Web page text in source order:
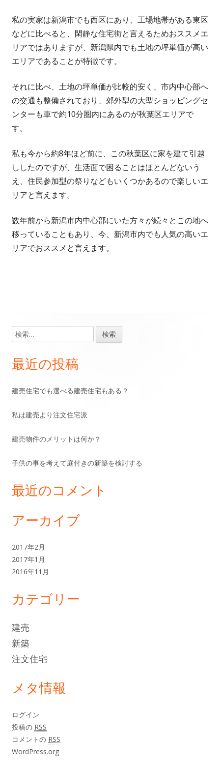
す
私の実家は新潟市でも西区にあり、工場地帯がある東区
などに比べると、閑静な住宅街と言えるためおススメエ
リアではありますが、新潟県内でも土地の坪単価が高い
エリアであることが特徴です。
それに比べ、土地の坪単価が比較的安く、市内中心部へ
の交通も整備されており、郊外型の大型ショッピングセ
ンターも車で約10分圏内にあるのが秋葉区エリアで
す。
私も今から約8年ほど前に、この秋葉区に家を建て引越
ししたのですが、生活面で困ることはほとんどないう
え、住民参加型の祭りなどもいくつかあるので楽しいエ
リアと言えます。
数年前から新潟市内中心部にいた方々が続々とこの地へ
移っていることもあり、今、新潟市内でも人気の高いエ
リアでおススメと言えます。
メ
イ
サ
イ
ド
バ
ー
検
索:
最近の投稿
建売住宅でも選べる建売住宅もある？
私は建売より注文住宅派
建売物件のメリットは何か？
子供の事を考えて庭付きの新築を検討する
最近のコメント
アーカイブ
2017年2月
2017年1月
2016年11月
カテゴリー
建売
新築
注文住宅
メタ情報
ログイン
投稿の RSS
コメントの RSS
WordPress.org